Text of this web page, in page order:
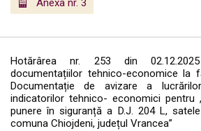
Anexa nr. 3
Hotărârea nr. 253 din
documentațiilor tehnico-economice la
Documentație de avizare a
indicatorilor tehnico- economici pentru
punere în siguranță a D.J. 204 L,
comuna Chiojdeni, județul Vrancea”